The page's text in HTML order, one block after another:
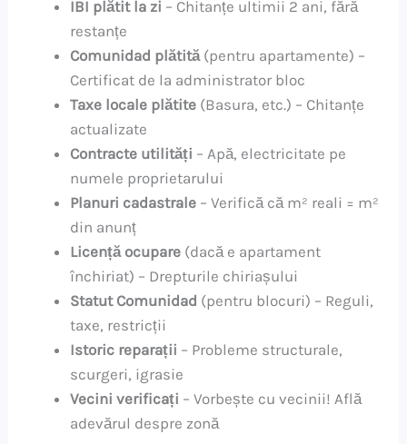
IBI plătit la zi – Chitanțe ultimii 2 ani, fără
restanțe
Comunidad plătită(pentru apartamente) –
Certificat de la administrator bloc
Taxe locale plătite (Basura, etc.) – Chitanțe
actualizate
Contracte utilități – Apă, electricitate pe
numele proprietarului
Planuri cadastrale – Verifică că m² reali = m²
din anunț
Licență ocupare (dacă e apartament
închiriat) – Drepturile chiriașului
Statut Comunidad (pentru blocuri) – Reguli,
taxe, restricții
Istoric reparații – Probleme structurale,
scurgeri, igrasie
Vecini verificați – Vorbește cu vecinii! Află
adevărul despre zonă